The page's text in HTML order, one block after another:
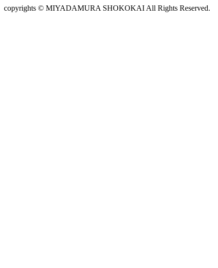
copyrights © MIYADAMURA SHOKOKAI All Rights Reserved.